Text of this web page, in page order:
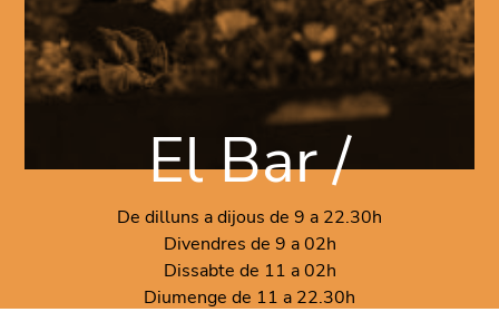
El Bar /
De dilluns a dijous de 9 a 22.30h
Divendres de 9 a 02h
Dissabte de 11 a 02h
Diumenge de 11 a 22.30h